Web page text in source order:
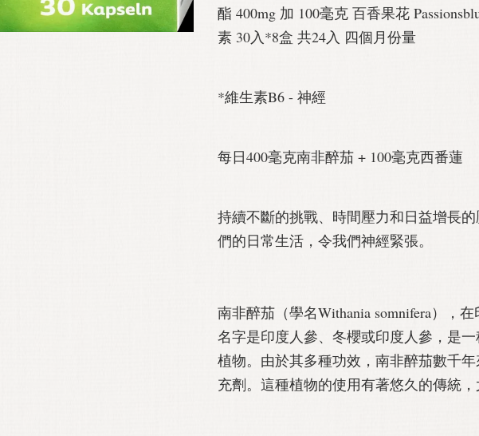
酯 400mg 加 100毫克 百香果花
素 30入*8盒 共24入 四個月份量
*維生素B6 - 神經
每日400毫克南非醉茄 + 100毫克西番蓮
持續不斷的挑戰、時間壓力和日益增長
們的日常生活，令我們神經緊張。
南非醉茄（學名Withania somnifera），
名字是印度人參、冬櫻或印度人參，是
植物。由於其多種功效，南非醉茄數千
充劑。這種植物的使用有著悠久的傳統，